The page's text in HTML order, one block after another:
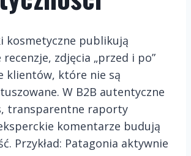
kosmetyczne publikują
zdjęcia „przed i po”
klientów, które nie są
W B2B autentyczne
transparentne raporty
komentarze budują
Przykład: Patagonia aktywnie